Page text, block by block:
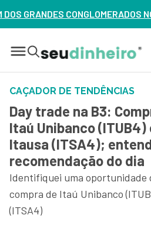
NO BRASIL? VEJA ERROS DE
CAÇADOR DE TENDÊNCIAS
Day trade na B3:
Itaú Unibanco (ITUB4)
Itausa (ITSA4);
recomendação do dia
Identifiquei uma oportunidade
compra de Itaú Unibanco
(ITSA4)